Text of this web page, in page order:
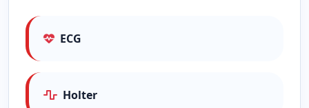
ECG
Holter